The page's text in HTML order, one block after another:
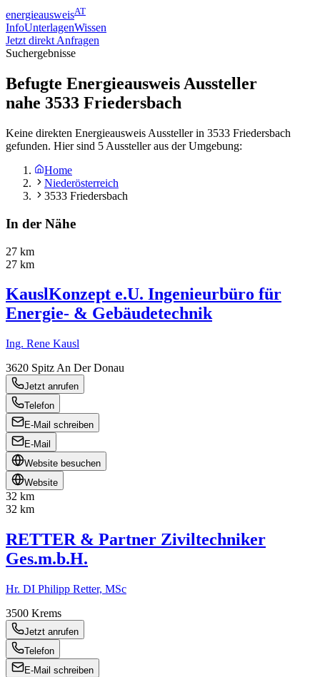
energieausweisAT
InfoUnterlagenWissen
Jetzt direkt Anfragen
Suchergebnisse
Befugte Energieausweis Aussteller
nahe 3533 Friedersbach
Keine direkten Energieausweis Aussteller in 3533 Friedersbach
gefunden. Hier sind 5 Aussteller aus der Umgebung:
Home
Niederösterreich
3533 Friedersbach
In der Nähe
27 km
27 km
KauslKonzept e.U. Ingenieurbüro für
Energie- & Gebäudetechnik
Ing. Rene Kausl
3620 Spitz An Der Donau
Jetzt anrufen
Telefon
E-Mail schreiben
E-Mail
Website besuchen
Website
32 km
32 km
RETTER & Partner Ziviltechniker
Ges.m.b.H.
Hr. DI Philipp Retter, MSc
3500 Krems
Jetzt anrufen
Telefon
E-Mail schreiben